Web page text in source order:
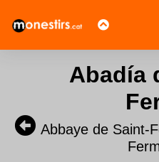
Abadía
Abbaye de Saint-